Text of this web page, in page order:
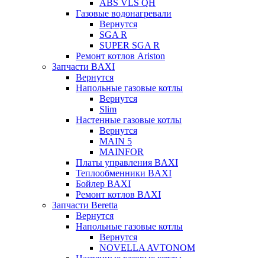
ABS VLS QH
Газовые водонагревали
Вернутся
SGA R
SUPER SGA R
Ремонт котлов Ariston
Запчасти BAXI
Вернутся
Напольные газовые котлы
Вернутся
Slim
Настенные газовые котлы
Вернутся
MAIN 5
MAINFOR
Платы управления BAXI
Теплообменники BAXI
Бойлер BAXI
Ремонт котлов BAXI
Запчасти Beretta
Вернутся
Напольные газовые котлы
Вернутся
NOVELLA AVTONOM